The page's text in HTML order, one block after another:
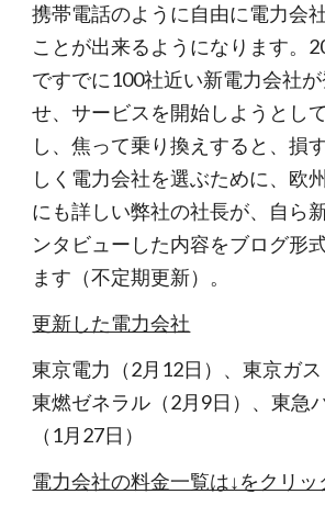
携帯電話のように自由に電力会
ことが出来るようになります。
ですでに100社近い新電力会社が
せ、サービスを開始しようとし
し、焦って乗り換えすると、損
しく電力会社を選ぶために、欧
にも詳しい弊社の社長が、自ら
ンタビューした内容をブログ形
ます（不定期更新）。
更新した電力会社
東京電力（2月12日）、東京ガス
東燃ゼネラル（2月9日）、東急
（1月27日）
電力会社の料金一覧は↓をクリッ